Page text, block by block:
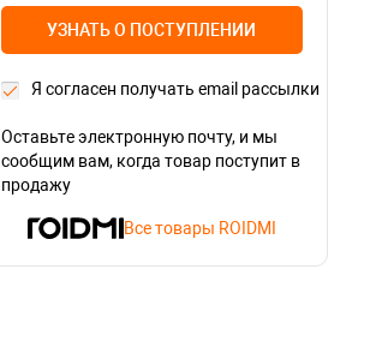
УЗНАТЬ О ПОСТУПЛЕНИИ
Я согласен получать email рассылки
Оставьте электронную почту, и мы
сообщим вам, когда товар поступит в
продажу
Все товары ROIDMI